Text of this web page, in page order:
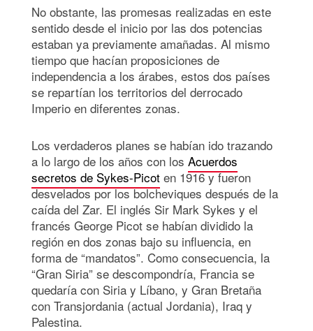
No obstante, las promesas realizadas en este
sentido desde el inicio por las dos potencias
estaban ya previamente amañadas. Al mismo
tiempo que hacían proposiciones de
independencia a los árabes, estos dos países
se repartían los territorios del derrocado
Imperio en diferentes zonas.
Los verdaderos planes se habían ido trazando
a lo largo de los años con los Acuerdos
secretos de Sykes-Picot en 1916 y fueron
desvelados por los bolcheviques después de la
caída del Zar. El inglés Sir Mark Sykes y el
francés George Picot se habían dividido la
región en dos zonas bajo su influencia, en
forma de “mandatos”. Como consecuencia, la
“Gran Siria” se descompondría, Francia se
quedaría con Siria y Líbano, y Gran Bretaña
con Transjordania (actual Jordania), Iraq y
Palestina.